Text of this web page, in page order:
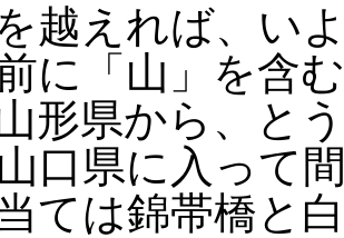
越えれば、い
に「山」を含
形県から、と
口県に入って
ては錦帯橋と